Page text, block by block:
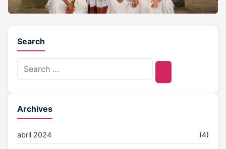
Search
Archives
abril 2024 (4)